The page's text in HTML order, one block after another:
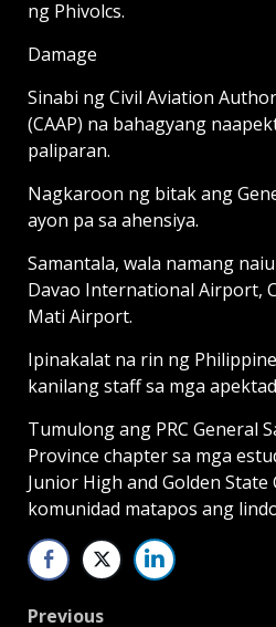
ng Phivolcs.
Damage
Sinabi ng Civil Aviation
(CAAP) na bahagyang
paliparan.
Nagkaroon ng bitak ang
ayon pa sa ahensiya.
Samantala, wala namang
Davao International Airport,
Mati Airport.
Ipinakalat na rin ng Philippine
kanilang staff sa mga
Tumulong ang PRC General
Province chapter sa mga
Junior High and Golden
komunidad matapos ang
Previous